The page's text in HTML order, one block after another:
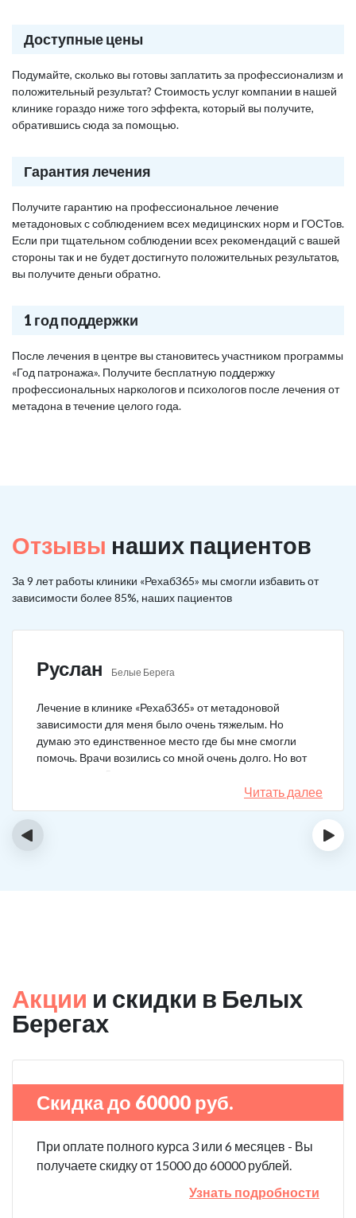
Доступные цены
Подумайте, сколько вы готовы заплатить за профессионализм и
положительный результат? Стоимость услуг компании в нашей
клинике гораздо ниже того эффекта, который вы получите,
обратившись сюда за помощью.
Гарантия лечения
Получите гарантию на профессиональное лечение
метадоновых с соблюдением всех медицинских норм и ГОСТов.
Если при тщательном соблюдении всех рекомендаций с вашей
стороны так и не будет достигнуто положительных результатов,
вы получите деньги обратно.
1 год поддержки
После лечения в центре вы становитесь участником программы
«Год патронажа». Получите бесплатную поддержку
профессиональных наркологов и психологов после лечения от
метадона в течение целого года.
Отзывы наших пациентов
За 9 лет работы клиники «Рехаб365» мы смогли избавить от
зависимости более 85%, наших пациентов
Руслан Белые Берега
Лечение в клинике «Рехаб365» от метадоновой
зависимости для меня было очень тяжелым. Но
думаю это единственное место где бы мне смогли
помочь. Врачи возились со мной очень долго. Но вот
теперь я уже 5 месяцев не принимаю наркотики.
Читать далее
‹ ›
Акции и скидки в Белых
Берегах
Скидка до 60000 руб.
При оплате полного курса 3 или 6 месяцев - Вы
получаете скидку от 15000 до 60000 рублей.
Узнать подробности